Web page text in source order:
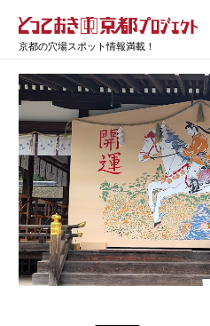
京都の穴場スポット情報満載！